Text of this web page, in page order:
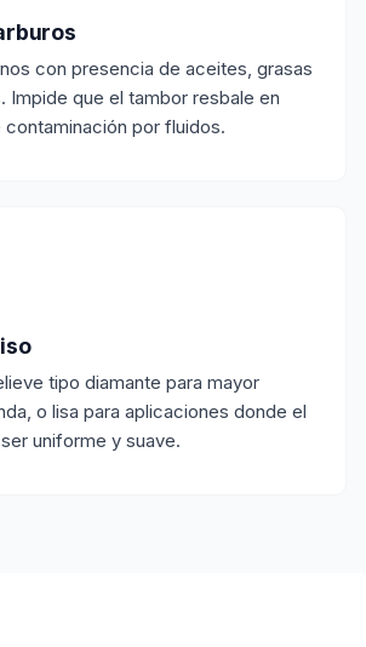
con presencia de aceites, grasas
Impide que el tambor resbale en
por fluidos.
tipo diamante para mayor
o lisa para aplicaciones donde el
uniforme y suave.